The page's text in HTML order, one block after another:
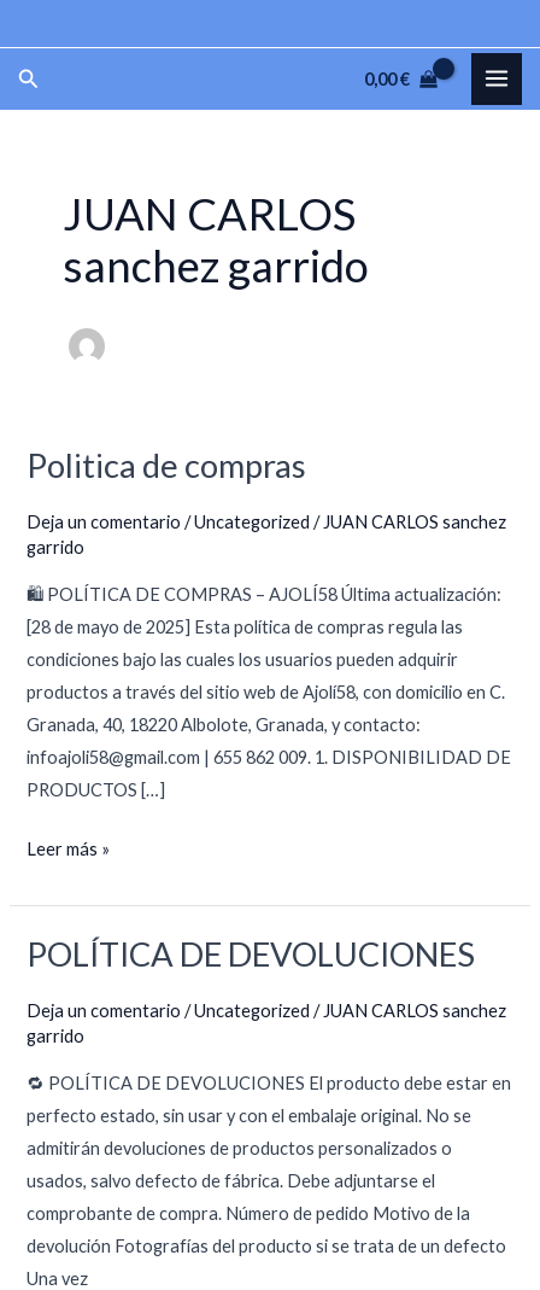
al
contenido
Buscar 0,00€
JUAN CARLOS
sanchez garrido
Politica de compras
Deja un comentario /Uncategorized / JUAN CARLOS sanchez
garrido
🛍️ POLÍTICA DE COMPRAS – AJOLÍ58 Última actualización:
[28 de mayo de 2025] Esta política de compras regula las
condiciones bajo las cuales los usuarios pueden adquirir
productos a través del sitio web de Ajolí58, con domicilio en C.
Granada, 40, 18220 Albolote, Granada, y contacto:
infoajoli58@gmail.com | 655 862 009. 1. DISPONIBILIDAD DE
PRODUCTOS […]
Politica
compras
Leer más »
POLÍTICA DE DEVOLUCIONES
Deja un comentario /Uncategorized / JUAN CARLOS sanchez
garrido
🔁 POLÍTICA DE DEVOLUCIONES El producto debe estar en
perfecto estado, sin usar y con el embalaje original. No se
admitirán devoluciones de productos personalizados o
usados, salvo defecto de fábrica. Debe adjuntarse el
comprobante de compra. Número de pedido Motivo de la
devolución Fotografías del producto si se trata de un defecto
Una vez
POLÍTICA
DEVOLUCIONES